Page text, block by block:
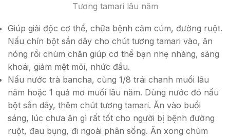
Tương tamari lâu năm
Giúp giải độc cơ thể, chữa bệnh cảm cúm, đường ruột.
Nấu chín bột sắn dây cho chút tương tamari vào, ăn
nóng rồi chùm chăn giúp cơ thể bạn nhẹ nhàng, sảng
khoái, giảm mệt mỏi, nhức đầu.
Nấu nước trà bancha, cùng 1/8 trái chanh muối lâu
năm hoặc 1 quả mơ muối lâu năm. Dùng nước đó nấu
bột sắn dây, thêm chút tương tamari. Ăn vào buổi
sáng, lúc chưa ăn gì rất tốt cho người bị bệnh đường
ruột, đau bụng, đi ngoài phân sống. Ăn xong chùm